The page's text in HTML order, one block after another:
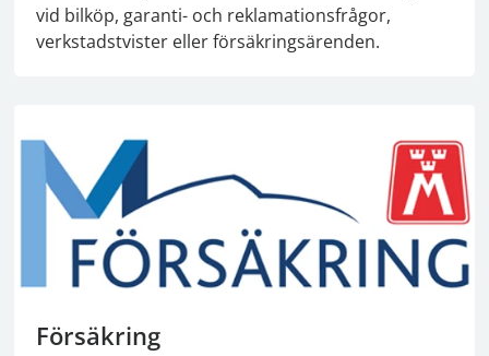
vid bilköp, garanti- och reklamationsfrågor,
verkstadstvister eller försäkringsärenden.
Försäkring